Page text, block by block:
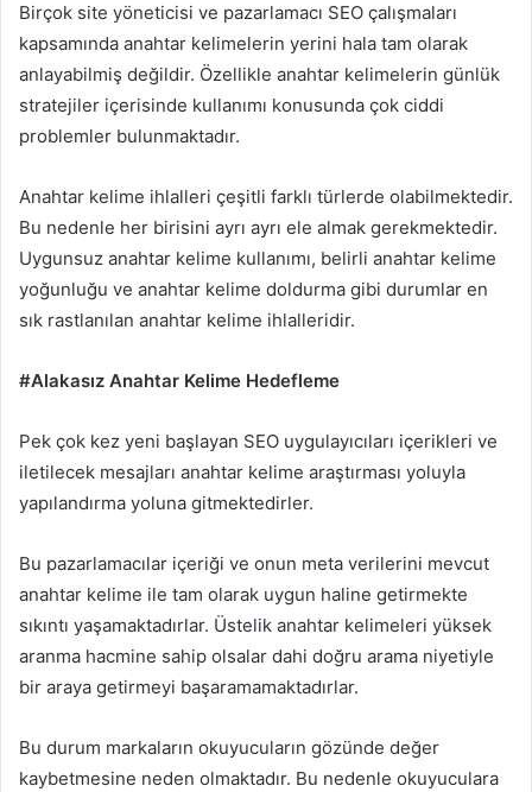
Birçok site yöneticisi ve pazarlamacı SEO çalışmaları
kapsamında anahtar kelimelerin yerini hala tam olarak
anlayabilmiş değildir. Özellikle anahtar kelimelerin günlük
stratejiler içerisinde kullanımı konusunda çok ciddi
problemler bulunmaktadır.
Anahtar kelime ihlalleri çeşitli farklı türlerde olabilmektedir.
Bu nedenle her birisini ayrı ayrı ele almak gerekmektedir.
Uygunsuz anahtar kelime kullanımı, belirli anahtar kelime
yoğunluğu ve anahtar kelime doldurma gibi durumlar en
sık rastlanılan anahtar kelime ihlalleridir.
#Alakasız Anahtar Kelime Hedefleme
Pek çok kez yeni başlayan SEO uygulayıcıları içerikleri ve
iletilecek mesajları anahtar kelime araştırması yoluyla
yapılandırma yoluna gitmektedirler.
Bu pazarlamacılar içeriği ve onun meta verilerini mevcut
anahtar kelime ile tam olarak uygun haline getirmekte
sıkıntı yaşamaktadırlar. Üstelik anahtar kelimeleri yüksek
aranma hacmine sahip olsalar dahi doğru arama niyetiyle
bir araya getirmeyi başaramamaktadırlar.
Bu durum markaların okuyucuların gözünde değer
kaybetmesine neden olmaktadır. Bu nedenle okuyuculara